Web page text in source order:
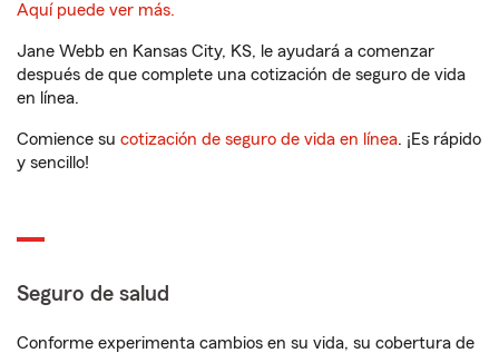
Aquí puede ver más.
Jane Webb en Kansas City, KS, le ayudará a comenzar
después de que complete una cotización de seguro de vida
en línea.
Comience su cotización de seguro de vida en línea. ¡Es rápido
y sencillo!
Seguro de salud
Conforme experimenta cambios en su vida, su cobertura de